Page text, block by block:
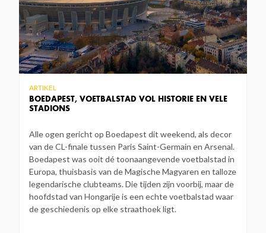
BOEDAPEST, VOETBALSTAD VOL HISTORIE EN VELE
STADIONS
ARTIKEL
Alle ogen gericht op Boedapest dit weekend, als decor
van de CL-finale tussen Paris Saint-Germain en Arsenal.
Boedapest was ooit dé toonaangevende voetbalstad in
Europa, thuisbasis van de Magische Magyaren en talloze
legendarische clubteams. Die tijden zijn voorbij, maar de
hoofdstad van Hongarije is een echte voetbalstad waar
de geschiedenis op elke straathoek ligt.